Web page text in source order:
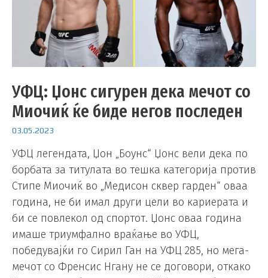
УФЦ: Џонс сигурен дека мечот со
Миочиќ ќе биде негов последен
03.05.2023
УФЦ легендата, Џон „Боунс“ Џонс вели дека по
борбата за титулата во тешка категорија против
Стипе Миочиќ во „Медисон сквер гарден“ оваа
година, не би имал други цели во кариерата и
би се повлекол од спортот. Џонс оваа година
имаше триумфално враќање во УФЦ,
победувајќи го Сирил Ган на УФЦ 285, но мега-
мечот со Френсис Нгану не се договори, откако